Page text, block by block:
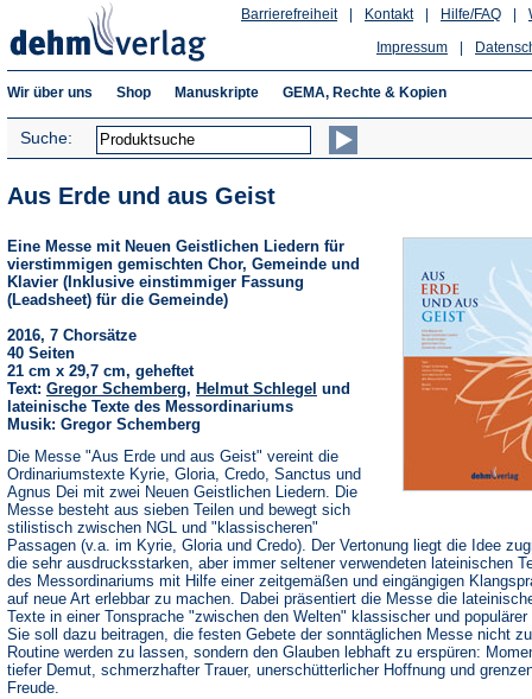
Hilfe/FAQ
Kontakt
Barrierefreiheit
Impressum
Wir über uns Shop Manuskripte GEMA, Rechte & Kopien
Suche:
Aus Erde und aus Geist
Eine Messe mit Neuen Geistlichen Liedern für
vierstimmigen gemischten Chor, Gemeinde und
Klavier (Inklusive einstimmiger Fassung
(Leadsheet) für die Gemeinde)
2016, 7 Chorsätze
40 Seiten
21 cm x 29,7 cm, geheftet
Text: Gregor Schemberg, Helmut Schlegel und
lateinische Texte des Messordinariums
Musik: Gregor Schemberg
Die Messe "Aus Erde und aus Geist" vereint die
Ordinariumstexte Kyrie, Gloria, Credo, Sanctus und
Agnus Dei mit zwei Neuen Geistlichen Liedern. Die
Messe besteht aus sieben Teilen und bewegt sich
stilistisch zwischen NGL und "klassischeren"
Passagen (v.a. im Kyrie, Gloria und Credo). Der Vertonung liegt die Idee
die sehr ausdrucksstarken, aber immer seltener verwendeten lateinischen
des Messordinariums mit Hilfe einer zeitgemäßen und eingängigen
auf neue Art erlebbar zu machen. Dabei präsentiert die Messe die
Texte in einer Tonsprache "zwischen den Welten" klassischer und
Sie soll dazu beitragen, die festen Gebete der sonntäglichen Messe nicht
Routine werden zu lassen, sondern den Glauben lebhaft zu erspüren:
tiefer Demut, schmerzhafter Trauer, unerschütterlicher Hoffnung und
Freude.